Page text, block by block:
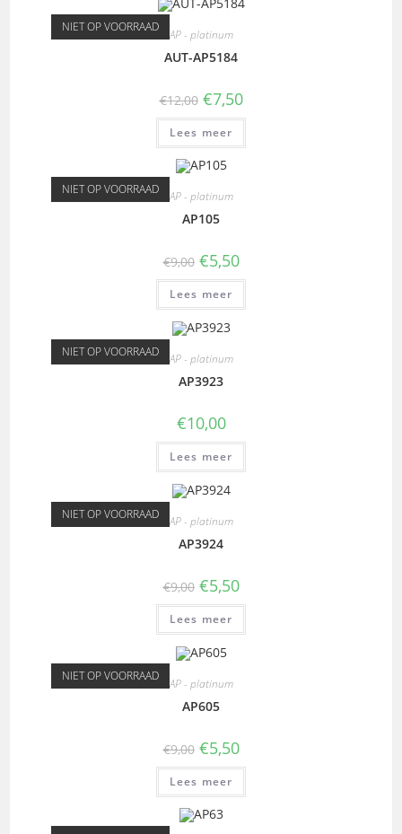
NIET OP VOORRAAD AP - platinum
AUT-AP5184
€12,00 €7,50
Lees meer
NIET OP VOORRAAD AP - platinum
AP105
€9,00 €5,50
Lees meer
NIET OP VOORRAAD AP - platinum
AP3923
€10,00
Lees meer
NIET OP VOORRAAD AP - platinum
AP3924
€9,00 €5,50
Lees meer
NIET OP VOORRAAD AP - platinum
AP605
€9,00 €5,50
Lees meer